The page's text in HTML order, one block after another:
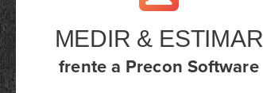
MEDIR & ESTIMAR
frente a Precon Software